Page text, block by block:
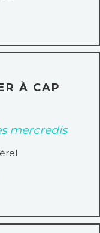
À CAP
mercredis